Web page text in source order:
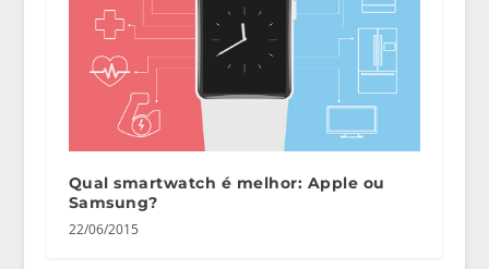
Qual smartwatch é melhor: Apple ou
Samsung?
22/06/2015